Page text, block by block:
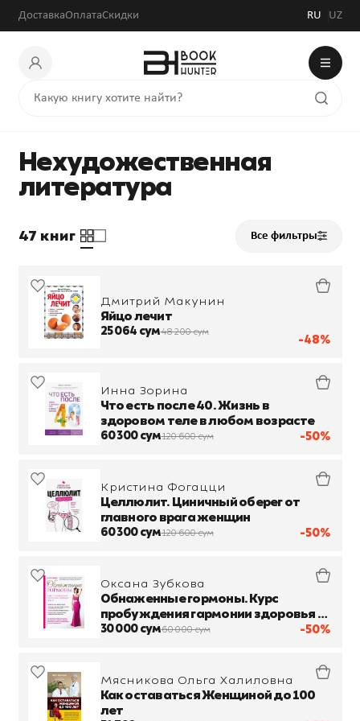
ДоставкаОплатаСкидки RU UZ
Нехудожественная
литература
47 книг Все фильтры
-48%
Дмитрий Макунин
Яйцо лечит
25 064 сум48 200 сум
-50%
Инна Зорина
Что есть после 40. Жизнь в
здоровом теле в любом возрасте
60 300 сум120 600 сум
-50%
Кристина Фогацци
Целлюлит. Циничный оберег от
главного врага женщин
60 300 сум120 600 сум
-50%
Оксана Зубкова
Обнаженные гормоны. Курс
пробуждения гармонии здоровья и
тела
30 000 сум60 000 сум
Мясникова Ольга Халиловна
Как оставаться Женщиной до 100
лет